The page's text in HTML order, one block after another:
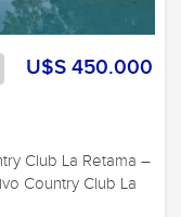
U$S 450.000
Club La Retama –
Country Club La